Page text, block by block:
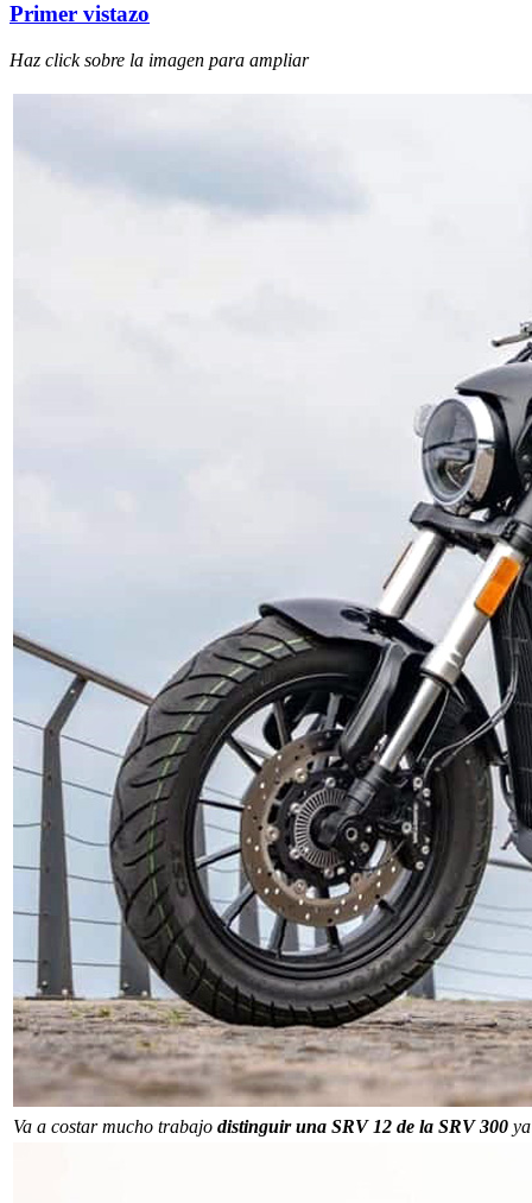
Primer vistazo
Haz click sobre la imagen para ampliar
Va a costar mucho trabajo distinguir una SRV 12 de la SRV 300